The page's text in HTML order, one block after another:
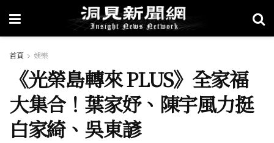
首頁 娛樂
《光榮島轉來 PLUS》全家福
大集合！葉家妤、陳宇風力挺
白家綺、吳東諺